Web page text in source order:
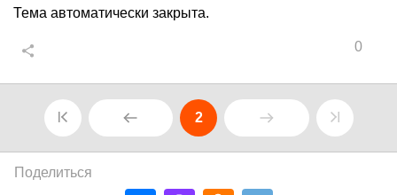
Тема автоматически закрыта.
0
2
Поделиться